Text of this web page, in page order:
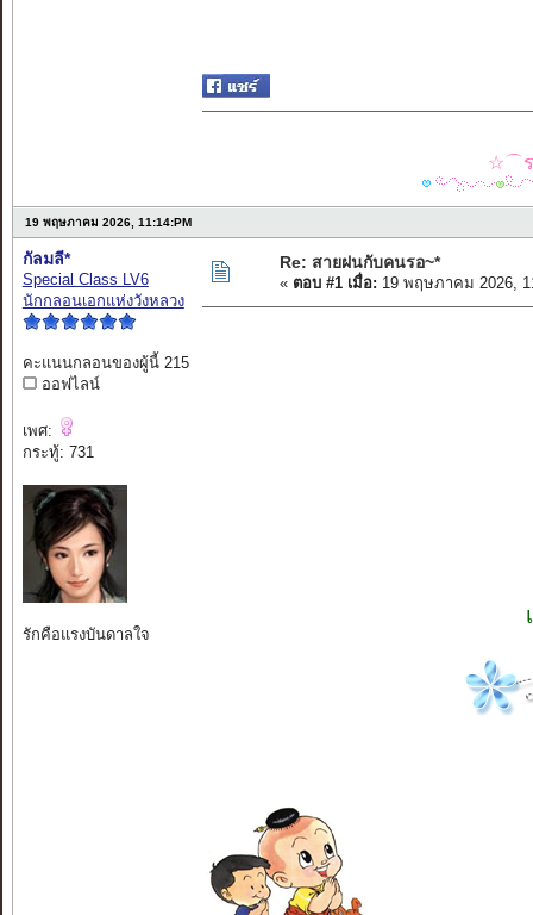
☆⌒ร
19 พฤษภาคม 2026, 11:14:PM
กัลมลี*
Special Class LV6
นักกลอนเอกแห่งวังหลวง
คะแนนกลอนของผู้นี้ 215
ออฟไลน์
เพศ:
กระทู้: 731
รักคือแรงบันดาลใจ
Re: สายฝนกับคนรอ~*
« ตอบ #1 เมื่อ: 19 พฤษภาคม 2026,